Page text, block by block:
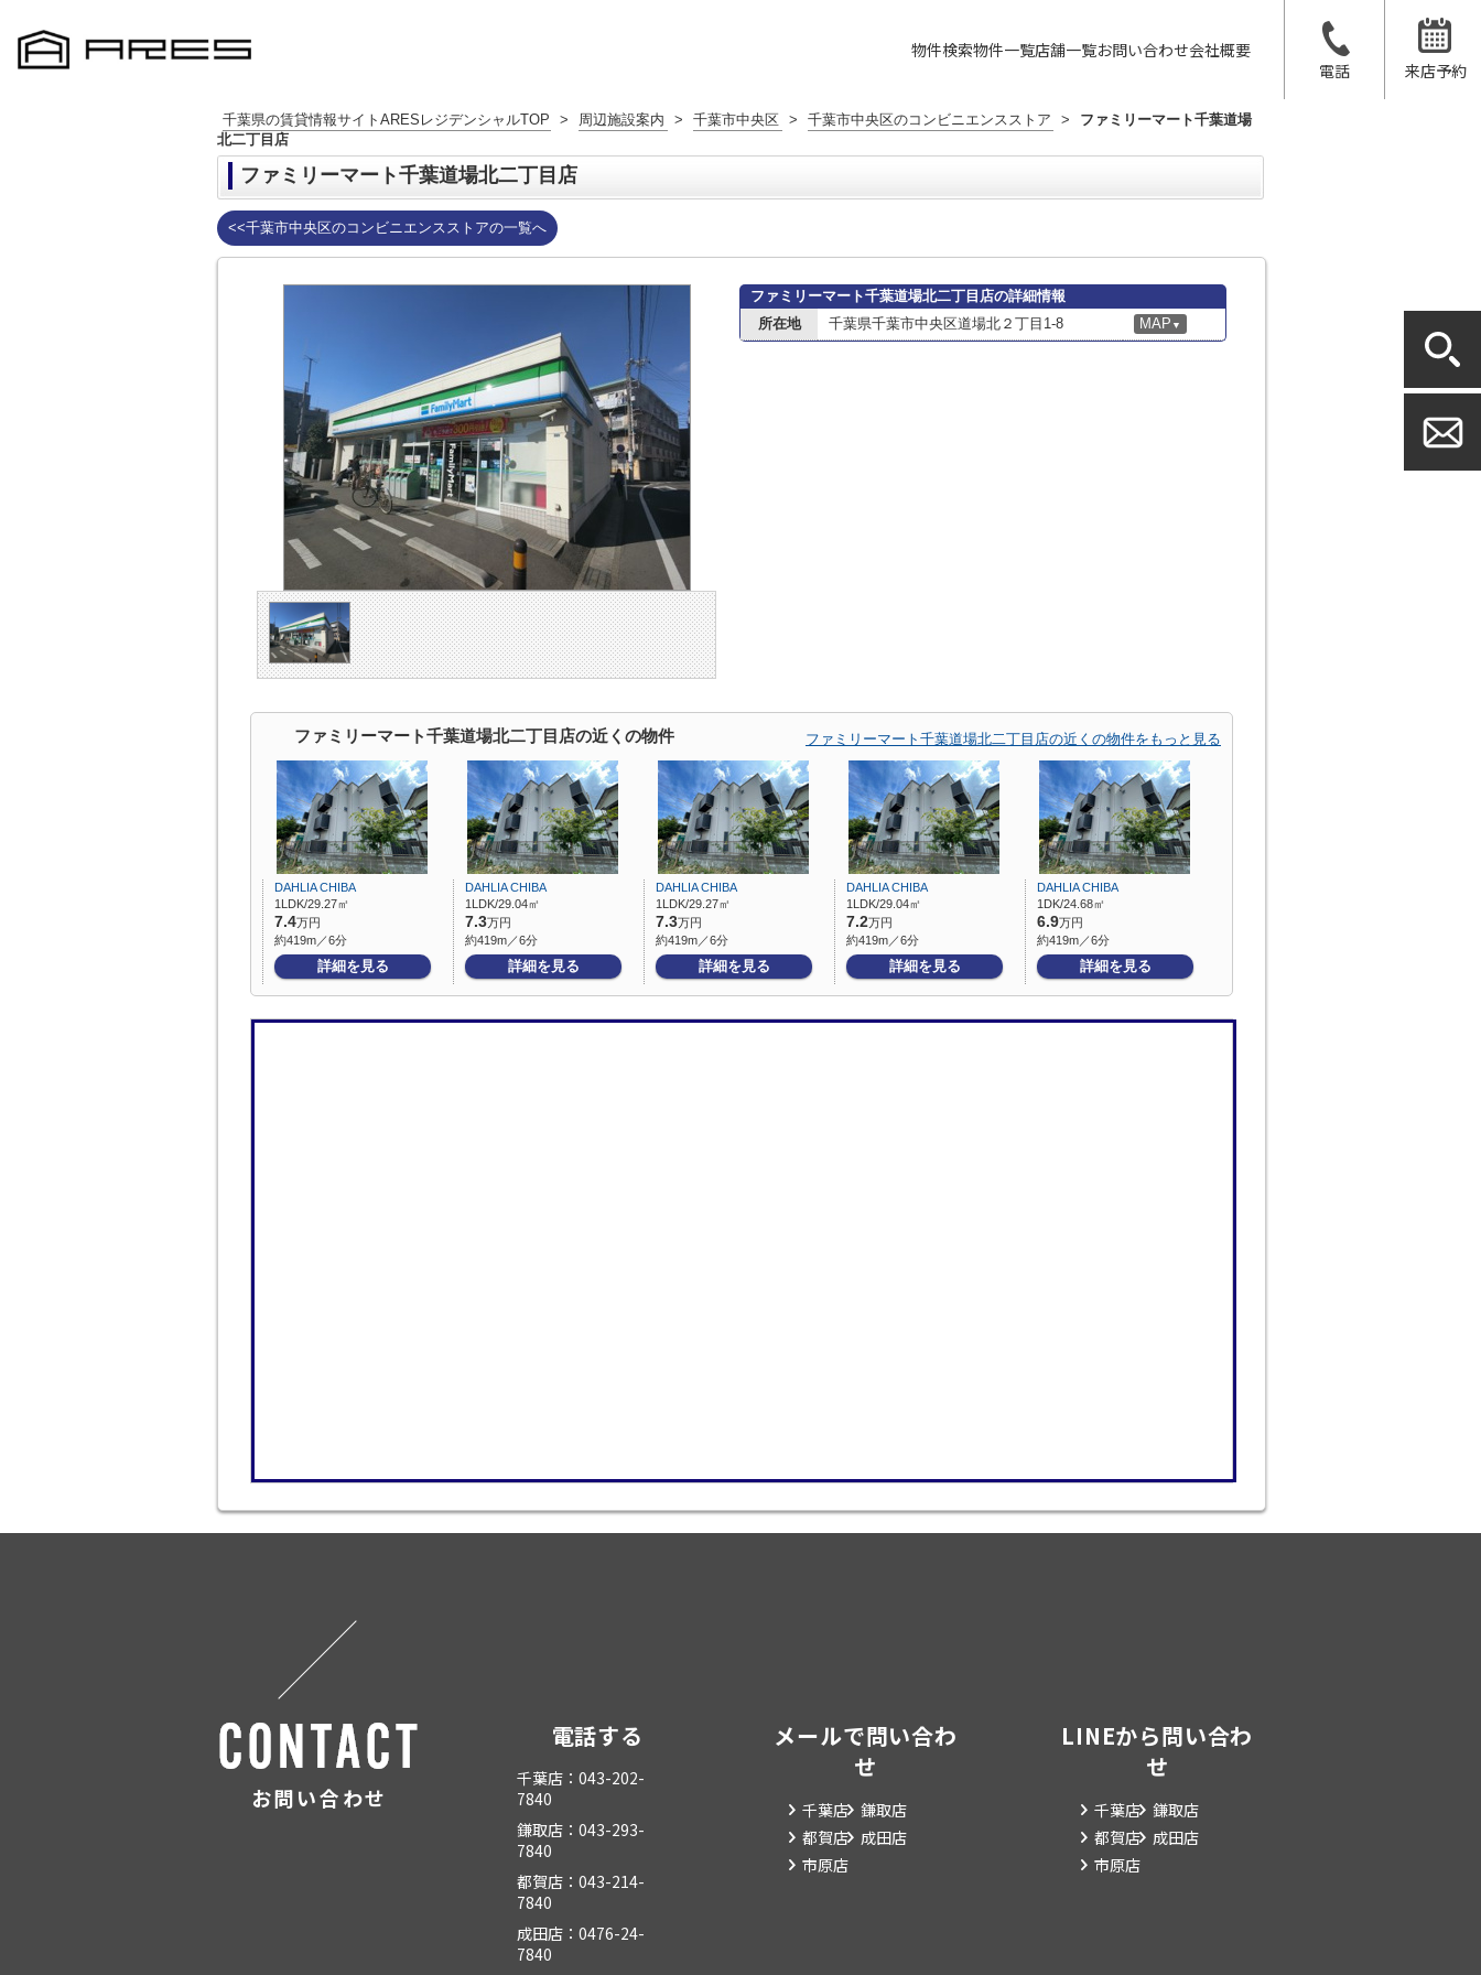
物件検索物件一覧店舗一覧お問い合わせ会社概要
電話
来店予約
千葉県の賃貸情報サイトARESレジデンシャルTOP > 周辺施設案内 > 千葉市中央区 > 千葉市中央区のコンビニエンスストア >
ファミリーマート千葉道場
北二丁目店
ファミリーマート千葉道場北二丁目店
<<千葉市中央区のコンビニエンスストアの一覧へ
ファミリーマート千葉道場北二丁目店の詳細情報
所在地
千葉県千葉市中央区道場北２丁目1-8 MAP ▼
ファミリーマート千葉道場北二丁目店の近くの物件 ファミリーマート千葉道場北二丁目店の近くの物件をもっと見る
DAHLIA CHIBA
1LDK/29.27㎡
7.4万円
約419m／6分
詳細を見る
DAHLIA CHIBA
1LDK/29.04㎡
7.3万円
約419m／6分
詳細を見る
DAHLIA CHIBA
1LDK/29.27㎡
7.3万円
約419m／6分
詳細を見る
DAHLIA CHIBA
1LDK/29.04㎡
7.2万円
約419m／6分
詳細を見る
DAHLIA CHIBA
1DK/24.68㎡
6.9万円
約419m／6分
詳細を見る
お問い合わせ
電話する
千葉店：043-202-
7840
鎌取店：043-293-
7840
都賀店：043-214-
7840
成田店：0476-24-
7840
メールで問い合わ
せ
千葉店 鎌取店
都賀店 成田店
市原店
LINEから問い合わ
せ
千葉店 鎌取店
都賀店
成田店
市原店